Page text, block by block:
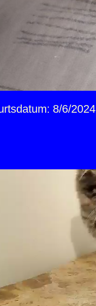
8/6/2024